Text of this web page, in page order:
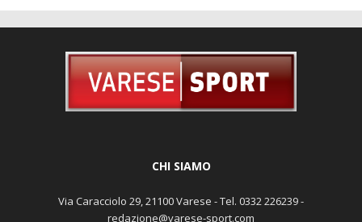
CHI SIAMO
Via Caracciolo 29, 21100 Varese - Tel. 0332 226239 -
redazione@varese-sport.com